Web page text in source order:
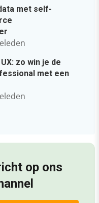
met self-
zo win je de
met een
op ons